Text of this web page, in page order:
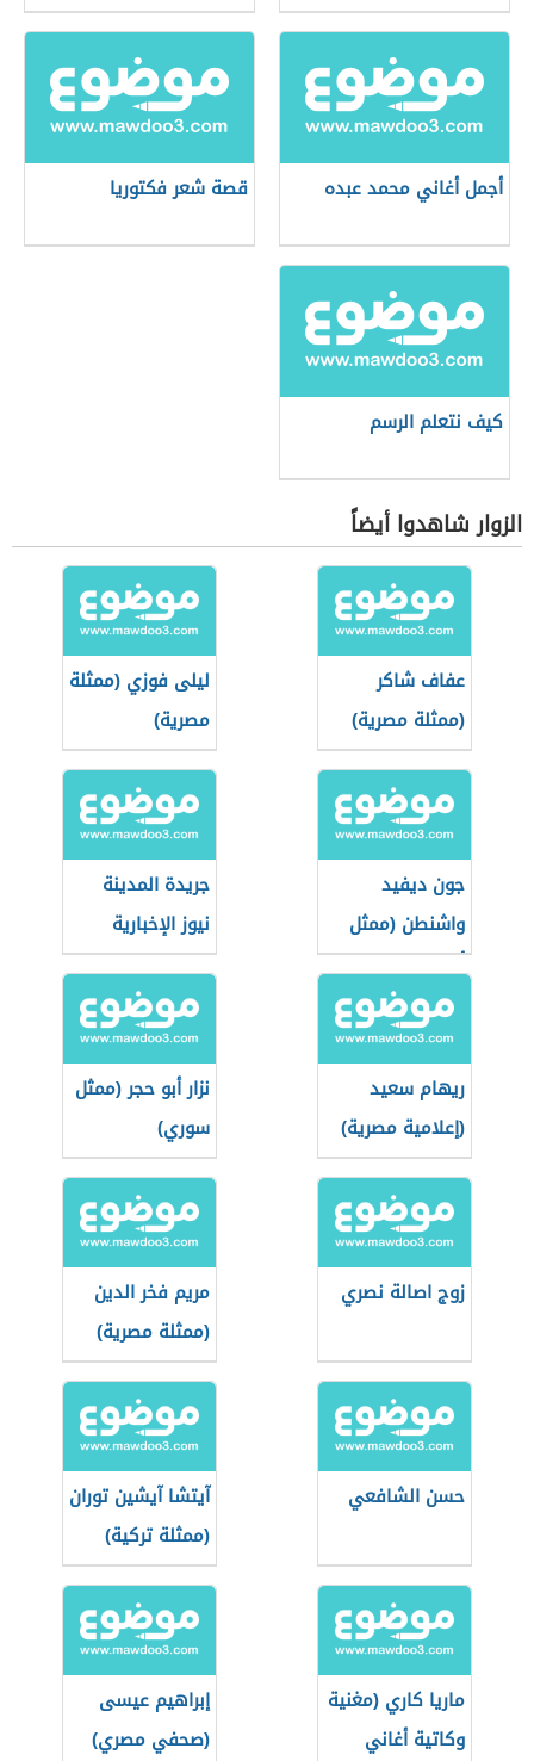
أجمل أغاني محمد عبده قصة شعر فكتوريا
كيف نتعلم الرسم
الزوار شاهدوا أيضاً
عفاف شاكر
(ممثلة مصرية)
ليلى فوزي (ممثلة
مصرية)
جون ديفيد
واشنطن (ممثل
أمريكي)
جريدة المدينة
نيوز الإخبارية
ريهام سعيد
(إعلامية مصرية)
نزار أبو حجر (ممثل
سوري)
زوج اصالة نصري
مريم فخر الدين
(ممثلة مصرية)
حسن الشافعي
آيتشا آيشين توران
(ممثلة تركية)
ماريا كاري (مغنية
وكاتية أغاني
إبراهيم عيسى
(صحفي مصري)